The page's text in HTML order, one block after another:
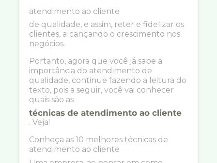
atendimento ao cliente
de qualidade, e assim, reter e fidelizar os
clientes, alcançando o crescimento nos
negócios.
Portanto, agora que você já sabe a
importância do atendimento de
qualidade, continue fazendo a leitura do
texto, pois a seguir, você vai conhecer
quais são as
técnicas de atendimento ao cliente
. Veja!
Conheça as 10 melhores técnicas de
atendimento ao cliente